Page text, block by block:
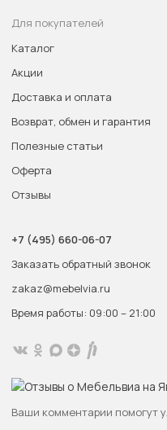
Для покупателей
Каталог
Акции
Доставка и оплата
Возврат, обмен и гарантия
Полезные статьи
Оферта
Отзывы
+7 (495) 660-06-07
Заказать обратный звонок
zakaz@mebelvia.ru
Время работы: 09:00 – 21:00
Ваши комментарии помогут